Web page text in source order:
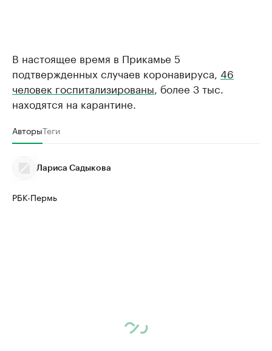
В настоящее время в Прикамье 5
подтвержденных случаев коронавируса, 46
человек госпитализированы , более 3 тыс.
находятся на карантине.
АвторыТеги
Лариса Садыкова
РБК-Пермь